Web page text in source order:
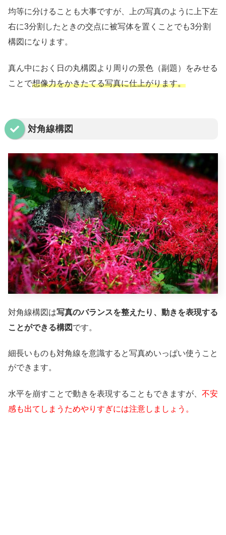
均等に分けることも大事ですが、上の写真のように上下左
右に3分割したときの交点に被写体を置くことでも3分割
構図になります。
真ん中におく日の丸構図より周りの景色（副題）をみせる
ことで想像力をかきたてる写真に仕上がります。
対角線構図
対角線構図は写真のバランスを整えたり、動きを表現する
ことができる構図 です。
細長いものも対角線を意識すると写真めいっぱい使うこと
ができます。
水平を崩すことで動きを表現することもできますが、 不安
感も出てしまうためやりすぎには注意しましょう。